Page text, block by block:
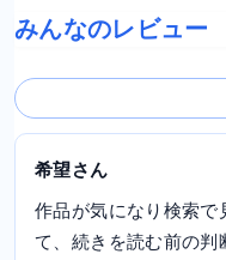
みんなのレビュー
希望さん
作品が気になり検索で
て、続きを読む前の判